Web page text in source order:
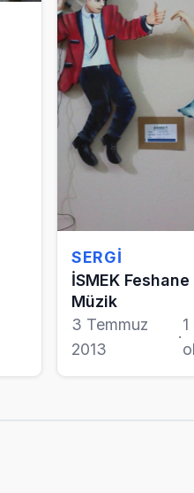
SERGI
İSMEK
Müzik
3 Temmuz
2013
·